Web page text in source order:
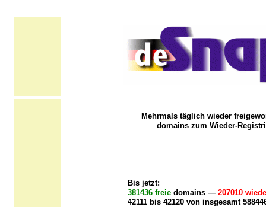
Mehrmals täglich wieder
domains zum Wieder-
Bis jetzt:
381436 freiedomains — 207010
42111 bis 42120 von insgesamt